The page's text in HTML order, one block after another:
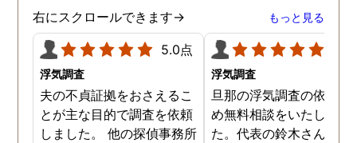
右にスクロールできます→ もっと見る
5.0点
浮気調査
夫の不貞証拠をおさえるこ
とが主な目的で調査を依頼
しました。 他の探偵事務所
浮気調査
旦那の浮気調査の依頼の
め無料相談をいたしまし
た。代表の鈴木さんが電